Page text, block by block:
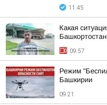
11:45
Какая
09:57
Режим
Башкирии
09:21